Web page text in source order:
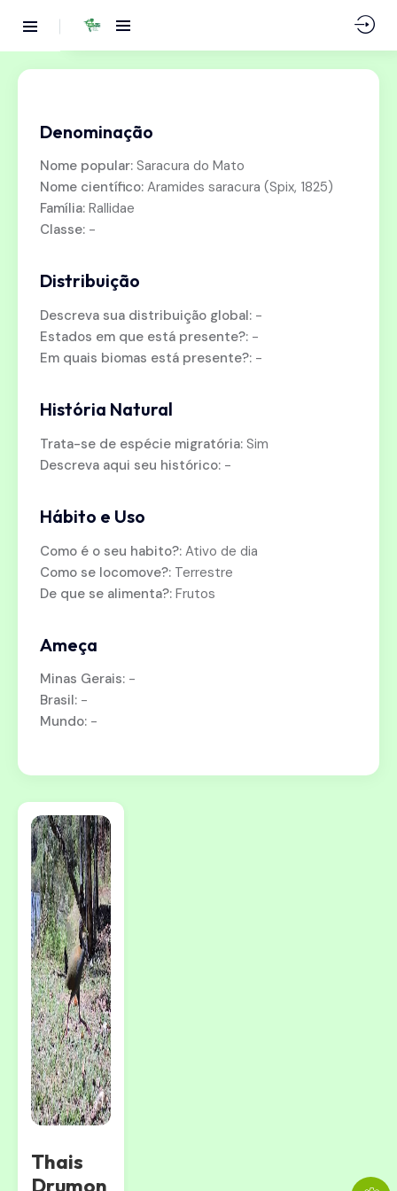
Denominação
Nome popular: Saracura do Mato
Nome científico: Aramides saracura (Spix, 1825)
Família: Rallidae
Classe: -
Distribuição
Descreva sua distribuição global: -
Estados em que está presente?: -
Em quais biomas está presente?: -
História Natural
Trata-se de espécie migratória: Sim
Descreva aqui seu histórico: -
Hábito e Uso
Como é o seu habito?: Ativo de dia
Como se locomove?: Terrestre
De que se alimenta?: Frutos
Ameça
Minas Gerais: -
Brasil: -
Mundo: -
Thais
Drumon